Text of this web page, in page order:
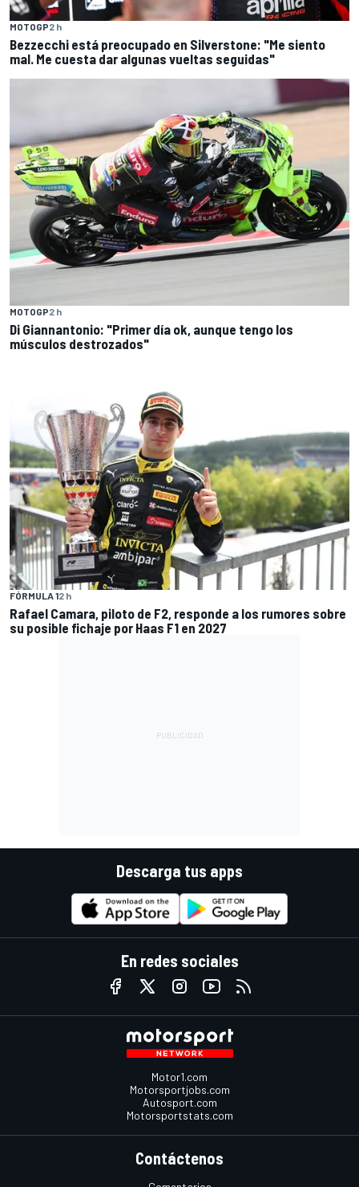
MOTOGP2 h
Bezzecchi está preocupado en Silverstone: "Me siento
mal. Me cuesta dar algunas vueltas seguidas"
MOTOGP2 h
Di Giannantonio: "Primer día ok, aunque tengo los
músculos destrozados"
FÓRMULA 12 h
Rafael Camara, piloto de F2, responde a los rumores sobre
su posible fichaje por Haas F1 en 2027
Descarga tus apps
En redes sociales
Motor1.com
Motorsportjobs.com
Autosport.com
Motorsportstats.com
Contáctenos